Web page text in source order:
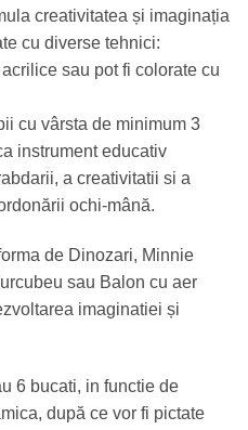
creativitatea și imaginația
cu diverse tehnici:
sau pot fi colorate cu
cu vârsta de minimum 3
instrument educativ
a creativitatii si a
ochi-mână.
de Dinozari, Minnie
sau Balon cu aer
imaginatiei și
6 bucati, in functie de
după ce vor fi pictate